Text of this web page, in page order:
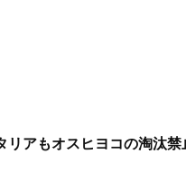
リアもオスヒヨコの淘汰禁